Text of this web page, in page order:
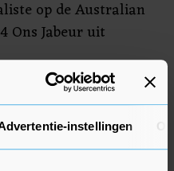
instellingen
op de Australian
Ons Jabeur uit
ronde van het
De 28-